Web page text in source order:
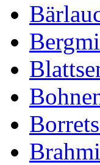
Brahmi